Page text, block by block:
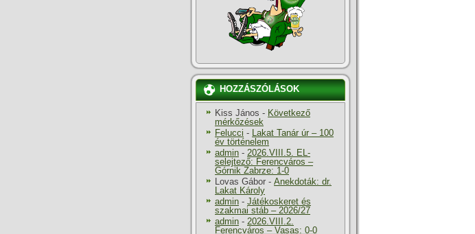
HOZZÁSZÓLÁSOK
Kiss János - Következő
mérkőzések
Felucci - Lakat Tanár úr – 100
év történelem
admin - 2026.VIII.5. EL-
selejtező: Ferencváros –
Górnik Zabrze: 1-0
Lovas Gábor - Anekdoták: dr.
Lakat Károly
admin - Játékoskeret és
szakmai stáb – 2026/27
admin - 2026.VIII.2.
Ferencváros – Vasas: 0-0